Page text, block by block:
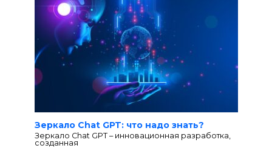
Зеркало Chat GPT: что надо знать?
Зеркало Chat GPT – инновационная разработка,
созданная